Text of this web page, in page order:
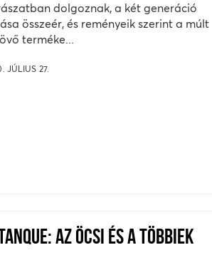
dolgoznak, a két generáció
összeér, és reményeik szerint a múlt
terméke...
JÚLIUS 27.
AZ ÖCSI ÉS A TÖBBIEK